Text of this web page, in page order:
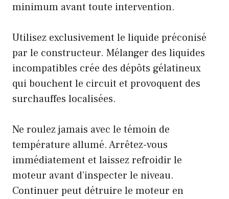
minimum avant toute intervention.
Utilisez exclusivement le liquide préconisé
par le constructeur. Mélanger des liquides
incompatibles crée des dépôts gélatineux
qui bouchent le circuit et provoquent des
surchauffes localisées.
Ne roulez jamais avec le témoin de
température allumé. Arrêtez-vous
immédiatement et laissez refroidir le
moteur avant d’inspecter le niveau.
Continuer peut détruire le moteur en